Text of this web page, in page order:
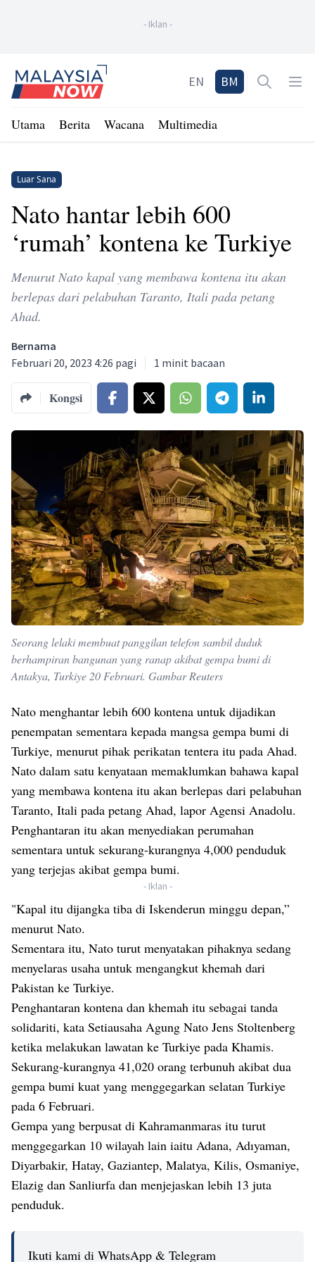
- Iklan -
Home
EN BM Open
Utama Berita Wacana Multimedia
Luar Sana
Nato hantar lebih 600
‘rumah’ kontena ke Turkiye
Menurut Nato kapal yang membawa kontena itu akan
berlepas dari pelabuhan Taranto, Itali pada petang
Ahad.
Bernama
Februari 20, 2023 4:26 pagi
1 minit bacaan
Kongsi
Seorang lelaki membuat panggilan telefon sambil duduk
berhampiran bangunan yang ranap akibat gempa bumi di
Antakya, Turkiye 20 Februari. Gambar Reuters
Nato menghantar lebih 600 kontena untuk dijadikan
penempatan sementara kepada mangsa gempa bumi di
Turkiye, menurut pihak perikatan tentera itu pada Ahad.
Nato dalam satu kenyataan memaklumkan bahawa kapal
yang membawa kontena itu akan berlepas dari pelabuhan
Taranto, Itali pada petang Ahad, lapor Agensi Anadolu.
Penghantaran itu akan menyediakan perumahan
sementara untuk sekurang-kurangnya 4,000 penduduk
yang terjejas akibat gempa bumi.
- Iklan -
"Kapal itu dijangka tiba di Iskenderun minggu depan,”
menurut Nato.
Sementara itu, Nato turut menyatakan pihaknya sedang
menyelaras usaha untuk mengangkut khemah dari
Pakistan ke Turkiye.
Penghantaran kontena dan khemah itu sebagai tanda
solidariti, kata Setiausaha Agung Nato Jens Stoltenberg
ketika melakukan lawatan ke Turkiye pada Khamis.
Sekurang-kurangnya 41,020 orang terbunuh akibat dua
gempa bumi kuat yang menggegarkan selatan Turkiye
pada 6 Februari.
Gempa yang berpusat di Kahramanmaras itu turut
menggegarkan 10 wilayah lain iaitu Adana, Adıyaman,
Diyarbakir, Hatay, Gaziantep, Malatya, Kilis, Osmaniye,
Elazig dan Sanliurfa dan menjejaskan lebih 13 juta
penduduk.
Ikuti kami di WhatsApp & Telegram